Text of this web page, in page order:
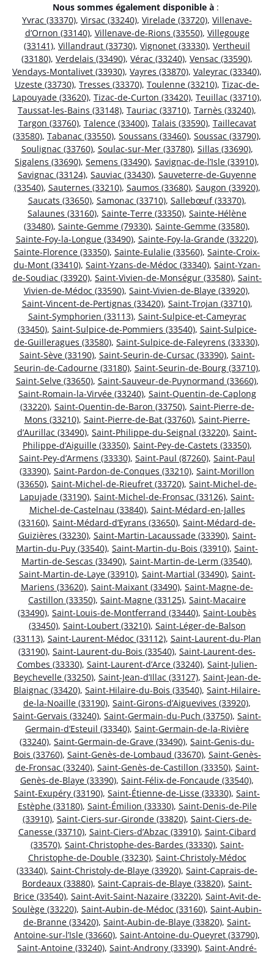
Nous sommes également disponible à :
Yvrac (33370), Virsac (33240), Virelade (33720), Villenave-
d’Ornon (33140), Villenave-de-Rions (33550), Villegouge
(33141), Villandraut (33730), Vignonet (33330), Vertheuil
(33180), Verdelais (33490), Vérac (33240), Vensac (33590),
Vendays-Montalivet (33930), Vayres (33870), Valeyrac (33340),
Uzeste (33730), Tresses (33370), Toulenne (33210), Tizac-de-
Lapouyade (33620), Tizac-de-Curton (33420), Teuillac (33710),
Taussat-les-Bains (33148), Tauriac (33710), Tarnès (33240),
Targon (33760), Talence (33400), Talais (33590), Taillecavat
(33580), Tabanac (33550), Soussans (33460), Soussac (33790),
Soulignac (33760), Soulac-sur-Mer (33780), Sillas (33690),
Sigalens (33690), Semens (33490), Savignac-de-l’Isle (33910),
Savignac (33124), Sauviac (33430), Sauveterre-de-Guyenne
(33540), Sauternes (33210), Saumos (33680), Saugon (33920),
Saucats (33650), Samonac (33710), Sallebœuf (33370),
Salaunes (33160), Sainte-Terre (33350), Sainte-Hélène
(33480), Sainte-Gemme (79330), Sainte-Gemme (33580),
Sainte-Foy-la-Longue (33490), Sainte-Foy-la-Grande (33220),
Sainte-Florence (33350), Sainte-Eulalie (33560), Sainte-Croix-
du-Mont (33410), Saint-Yzans-de-Médoc (33340), Saint-Yzan-
de-Soudiac (33920), Saint-Vivien-de-Monségur (33580), Saint-
Vivien-de-Médoc (33590), Saint-Vivien-de-Blaye (33920),
Saint-Vincent-de-Pertignas (33420), Saint-Trojan (33710),
Saint-Symphorien (33113), Saint-Sulpice-et-Cameyrac
(33450), Saint-Sulpice-de-Pommiers (33540), Saint-Sulpice-
de-Guilleragues (33580), Saint-Sulpice-de-Faleyrens (33330),
Saint-Sève (33190), Saint-Seurin-de-Cursac (33390), Saint-
Seurin-de-Cadourne (33180), Saint-Seurin-de-Bourg (33710),
Saint-Selve (33650), Saint-Sauveur-de-Puynormand (33660),
Saint-Romain-la-Virvée (33240), Saint-Quentin-de-Caplong
(33220), Saint-Quentin-de-Baron (33750), Saint-Pierre-de-
Mons (33210), Saint-Pierre-de-Bat (33760), Saint-Pierre-
d’Aurillac (33490), Saint-Philippe-du-Seignal (33220), Saint-
Philippe-d’Aiguille (33350), Saint-Pey-de-Castets (33350),
Saint-Pey-d’Armens (33330), Saint-Paul (87260), Saint-Paul
(33390), Saint-Pardon-de-Conques (33210), Saint-Morillon
(33650), Saint-Michel-de-Rieufret (33720), Saint-Michel-de-
Lapujade (33190), Saint-Michel-de-Fronsac (33126), Saint-
Michel-de-Castelnau (33840), Saint-Médard-en-Jalles
(33160), Saint-Médard-d’Eyrans (33650), Saint-Médard-de-
Guizières (33230), Saint-Martin-Lacaussade (33390), Saint-
Martin-du-Puy (33540), Saint-Martin-du-Bois (33910), Saint-
Martin-de-Sescas (33490), Saint-Martin-de-Lerm (33540),
Saint-Martin-de-Laye (33910), Saint-Martial (33490), Saint-
Mariens (33620), Saint-Maixant (33490), Saint-Magne-de-
Castillon (33350), Saint-Magne (33125), Saint-Macaire
(33490), Saint-Louis-de-Montferrand (33440), Saint-Loubès
(33450), Saint-Loubert (33210), Saint-Léger-de-Balson
(33113), Saint-Laurent-Médoc (33112), Saint-Laurent-du-Plan
(33190), Saint-Laurent-du-Bois (33540), Saint-Laurent-des-
Combes (33330), Saint-Laurent-d’Arce (33240), Saint-Julien-
Beychevelle (33250), Saint-Jean-d’Illac (33127), Saint-Jean-de-
Blaignac (33420), Saint-Hilaire-du-Bois (33540), Saint-Hilaire-
de-la-Noaille (33190), Saint-Girons-d’Aiguevives (33920),
Saint-Gervais (33240), Saint-Germain-du-Puch (33750), Saint-
Germain-d’Esteuil (33340), Saint-Germain-de-la-Rivière
(33240), Saint-Germain-de-Grave (33490), Saint-Genis-du-
Bois (33760), Saint-Genès-de-Lombaud (33670), Saint-Genès-
de-Fronsac (33240), Saint-Genès-de-Castillon (33350), Saint-
Genès-de-Blaye (33390), Saint-Félix-de-Foncaude (33540),
Saint-Exupéry (33190), Saint-Étienne-de-Lisse (33330), Saint-
Estèphe (33180), Saint-Émilion (33330), Saint-Denis-de-Pile
(33910), Saint-Ciers-sur-Gironde (33820), Saint-Ciers-de-
Canesse (33710), Saint-Ciers-d’Abzac (33910), Saint-Cibard
(33570), Saint-Christophe-des-Bardes (33330), Saint-
Christophe-de-Double (33230), Saint-Christoly-Médoc
(33340), Saint-Christoly-de-Blaye (33920), Saint-Caprais-de-
Bordeaux (33880), Saint-Caprais-de-Blaye (33820), Saint-
Brice (33540), Saint-Avit-Saint-Nazaire (33220), Saint-Avit-de-
Soulège (33220), Saint-Aubin-de-Médoc (33160), Saint-Aubin-
de-Branne (33420), Saint-Aubin-de-Blaye (33820), Saint-
Antoine-sur-l’Isle (33660), Saint-Antoine-du-Queyret (33790),
Saint-Antoine (33240), Saint-Androny (33390), Saint-André-